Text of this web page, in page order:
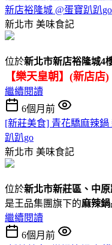
新店裕隆城 @蛋寶趴趴go
新北市 美味食記
位於新北市新店裕隆城4
【樂天皇朝】(新店店)
繼續閱讀
6個月前
[新莊美食] 青花驕麻辣
趴趴go
新北市 美味食記
位於新北市新莊區、中原
是王品集團旗下的麻辣鍋
繼續閱讀
6個月前